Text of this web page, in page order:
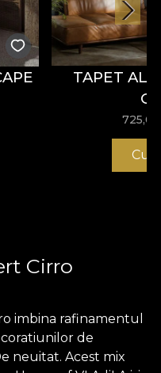
TAPET
Cirro
imbina rafinamentul
de
neuitat. Acest mix